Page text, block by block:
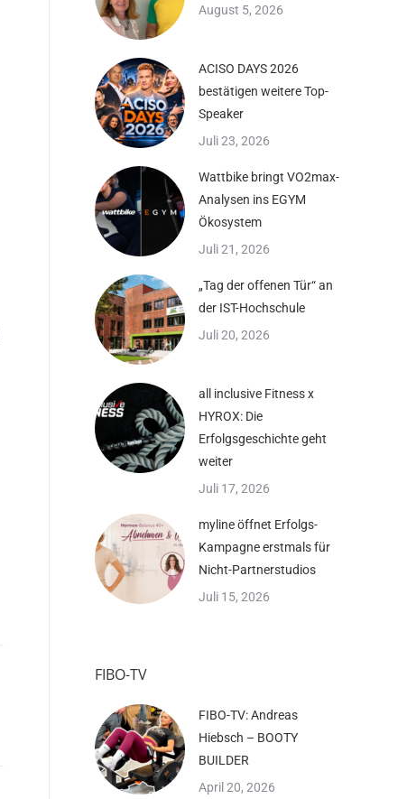
August 5, 2026
ACISO DAYS 2026
bestätigen weitere Top-
Speaker
Juli 23, 2026
Wattbike bringt VO2max-
Analysen ins EGYM
Ökosystem
Juli 21, 2026
„Tag der offenen Tür“ an
der IST-Hochschule
Juli 20, 2026
all inclusive Fitness x
HYROX: Die
Erfolgsgeschichte geht
weiter
Juli 17, 2026
myline öffnet Erfolgs-
Kampagne erstmals für
Nicht-Partnerstudios
Juli 15, 2026
FIBO-TV
FIBO-TV: Andreas
Hiebsch – BOOTY
BUILDER
April 20, 2026